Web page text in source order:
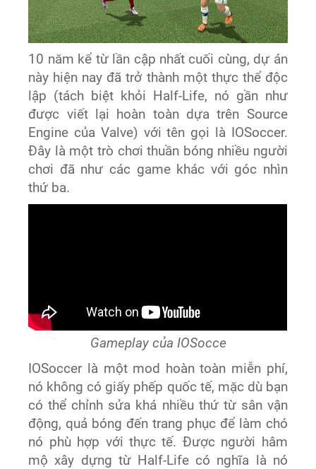
10 năm kể từ lần cập nhất cuối cùng, dự án
này hiện nay đã trở thành một thực thể độc
lập (tách biệt khỏi Half-Life, nó gần như
được viết lại hoàn toàn dựa trên Source
Engine của Valve) với tên gọi là IOSoccer.
Đây là một trò chơi thuần bóng nhiều người
chơi đã như các game khác với góc nhìn
thứ ba.
Gameplay của IOSocce
IOSoccer là một mod hoàn toàn miễn phí,
nó không có giấy phếp quốc tế, mặc dù bạn
có thể chỉnh sửa khá nhiều thứ từ sân vận
động, quả bóng đến trang phục để làm chó
nó phù hợp với thực tế. Được người hâm
mộ xây dựng từ Half-Life có nghĩa là nó